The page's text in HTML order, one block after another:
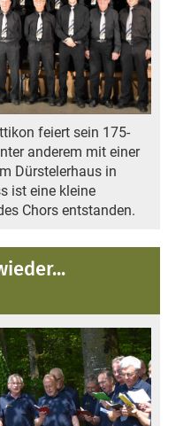
feiert sein 175-
anderem mit einer
Dürstelerhaus in
ist eine kleine
Chors entstanden.